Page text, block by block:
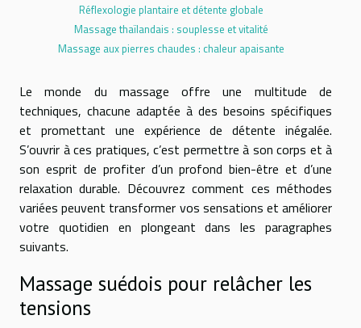
Réflexologie plantaire et détente globale
Massage thaïlandais : souplesse et vitalité
Massage aux pierres chaudes : chaleur apaisante
Le monde du massage offre une multitude de
techniques, chacune adaptée à des besoins spécifiques
et promettant une expérience de détente inégalée.
S’ouvrir à ces pratiques, c’est permettre à son corps et à
son esprit de profiter d’un profond bien-être et d’une
relaxation durable. Découvrez comment ces méthodes
variées peuvent transformer vos sensations et améliorer
votre quotidien en plongeant dans les paragraphes
suivants.
Massage suédois pour relâcher les
tensions